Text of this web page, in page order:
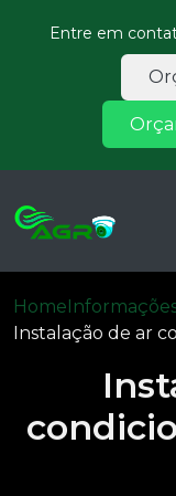
Entre em
Home
Instalação de ar